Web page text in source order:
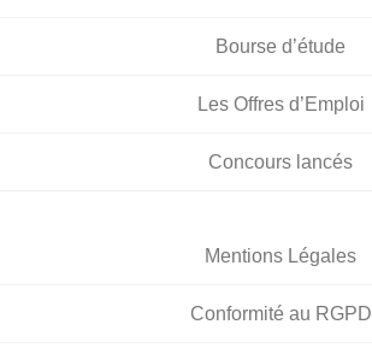
Bourse d’étude
Les Offres d’Emploi
Concours lancés
Mentions Légales
Conformité au RGPD